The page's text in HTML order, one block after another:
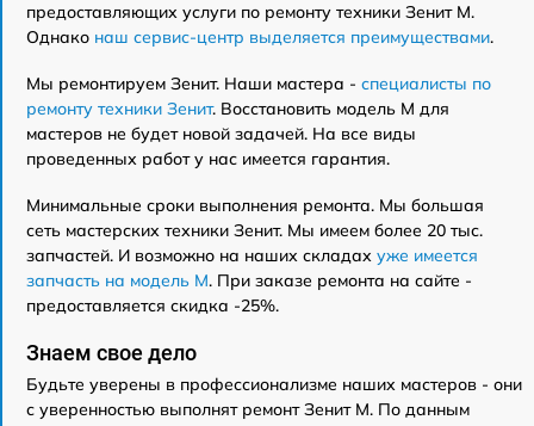
предоставляющих услуги по ремонту техники Зенит M.
Однако наш сервис-центр выделяется преимуществами.
Мы ремонтируем Зенит. Наши мастера - специалисты по
ремонту техники Зенит. Восстановить модель M для
мастеров не будет новой задачей. На все виды
проведенных работ у нас имеется гарантия.
Минимальные сроки выполнения ремонта. Мы большая
сеть мастерских техники Зенит. Мы имеем более 20 тыс.
запчастей. И возможно на наших складах уже имеется
запчасть на модель M. При заказе ремонта на сайте -
предоставляется скидка -25%.
Знаем свое дело
Будьте уверены в профессионализме наших мастеров - они
с уверенностью выполнят ремонт Зенит M. По данным